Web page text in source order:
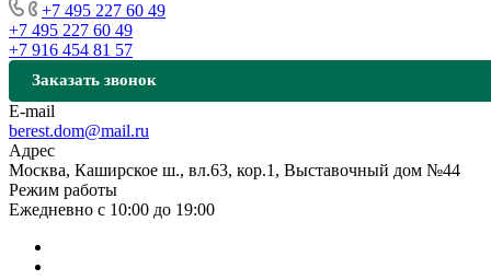
+7 495 227 60 49
+7 495 227 60 49
+7 916 454 81 57
Заказать звонок
E-mail
berest.dom@mail.ru
Адрес
Москва, Каширское ш., вл.63, кор.1, Выставочный дом №44
Режим работы
Ежедневно с 10:00 до 19:00